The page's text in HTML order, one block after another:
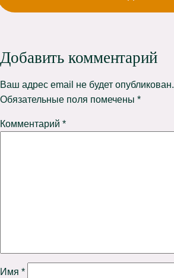
Добавить комментарий
Ваш адрес email не будет опубликован.
Обязательные поля помечены *
Комментарий *
Имя *